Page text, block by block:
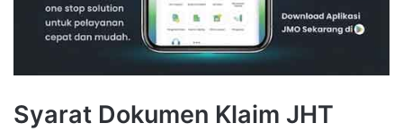
Syarat Dokumen Klaim JHT